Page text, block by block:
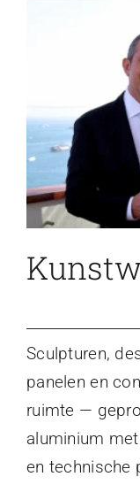
Sculpturen,
panelen en
ruimte —
aluminium
en technische